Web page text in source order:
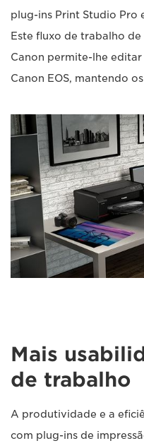
plug-ins Print Studio Pro
Este fluxo de trabalho
Canon permite-lhe
Canon EOS, mantendo
Mais
de trabalho
A produtividade e a
com plug-ins de